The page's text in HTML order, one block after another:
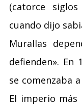
(catorce
cuando dijo
Murallas
defienden». En
se comenzaba
El imperio más